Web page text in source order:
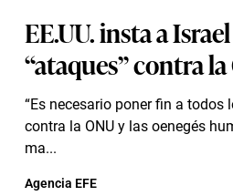
EE.UU. insta a
“ataques” contra la
“Es necesario poner fin a
contra la ONU y las oenegés
ma...
Agencia EFE